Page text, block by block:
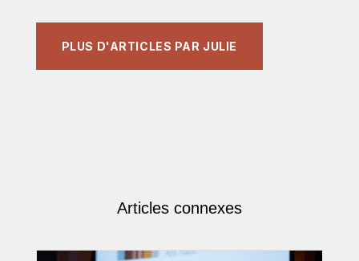
PLUS D'ARTICLES PAR JULIE
Articles connexes